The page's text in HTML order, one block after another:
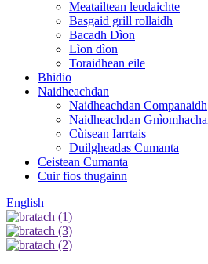
Meatailtean leudaichte
Basgaid grill rollaidh
Bacadh Dìon
Lìon dìon
Toraidhean eile
Bhidio
Naidheachdan
Naidheachdan Companaidh
Naidheachdan
Cùisean Iarrtais
Duilgheadas Cumanta
Ceistean Cumanta
Cuir fios thugainn
English